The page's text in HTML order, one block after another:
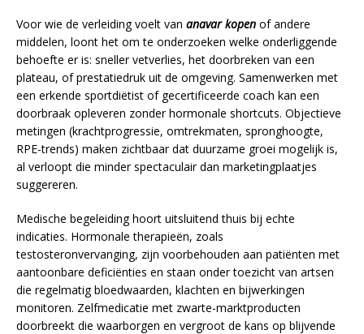
Voor wie de verleiding voelt van anavar kopen of andere
middelen, loont het om te onderzoeken welke onderliggende
behoefte er is: sneller vetverlies, het doorbreken van een
plateau, of prestatiedruk uit de omgeving. Samenwerken met
een erkende sportdiëtist of gecertificeerde coach kan een
doorbraak opleveren zonder hormonale shortcuts. Objectieve
metingen (krachtprogressie, omtrekmaten, spronghoogte,
RPE-trends) maken zichtbaar dat duurzame groei mogelijk is,
al verloopt die minder spectaculair dan marketingplaatjes
suggereren.
Medische begeleiding hoort uitsluitend thuis bij echte
indicaties. Hormonale therapieën, zoals
testosteronvervanging, zijn voorbehouden aan patiënten met
aantoonbare deficiënties en staan onder toezicht van artsen
die regelmatig bloedwaarden, klachten en bijwerkingen
monitoren. Zelfmedicatie met zwarte-marktproducten
doorbreekt die waarborgen en vergroot de kans op blijvende